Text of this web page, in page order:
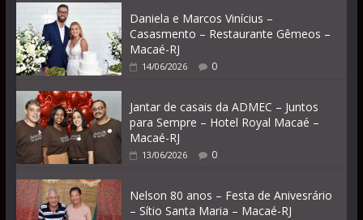
Daniela e Marcos Vinícius –
Casasmento – Restaurante Gêmeos –
Macaé-RJ
14/06/2026 0
Jantar de casais da ADMEC – Juntos
para Sempre – Hotel Royal Macaé –
Macaé-RJ
13/06/2026 0
Nelson 80 anos – Festa de Anivesrário
– Sítio Santa Maria – Macaé-RJ